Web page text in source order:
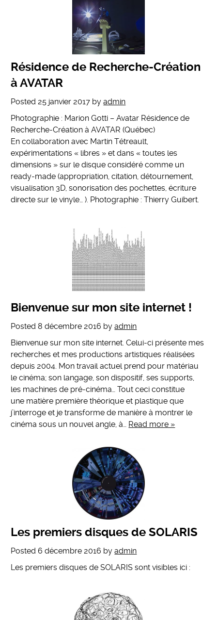
Résidence de Recherche-Création
à AVATAR
Posted25 janvier 2017 byadmin
Photographie : Marion Gotti – Avatar Résidence de
Recherche-Création à AVATAR (Québec)
En collaboration avec Martin Tétreault,
expérimentations « libres » et dans « toutes les
dimensions » sur le disque considéré comme un
ready-made (appropriation, citation, détournement,
visualisation 3D, sonorisation des pochettes, écriture
directe sur le vinyle… ). Photographie : Thierry Guibert.
Bienvenue sur mon site internet !
Posted8 décembre 2016 byadmin
Bienvenue sur mon site internet. Celui-ci présente mes
recherches et mes productions artistiques réalisées
depuis 2004. Mon travail actuel prend pour matériau
le cinéma; son langage, son dispositif, ses supports,
les machines de pré-cinéma… Tout ceci constitue
une matière première théorique et plastique que
j’interroge et je transforme de manière à montrer le
cinéma sous un nouvel angle, à… Read more »
Les premiers disques de SOLARIS
Posted 6 décembre 2016 byadmin
Les premiers disques de SOLARIS sont visibles ici :